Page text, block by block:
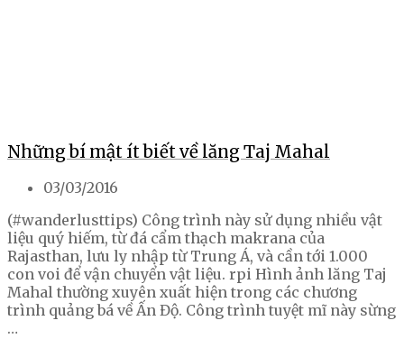
Những bí mật ít biết về lăng Taj Mahal
03/03/2016
(#wanderlusttips) Công trình này sử dụng nhiều vật
liệu quý hiếm, từ đá cẩm thạch makrana của
Rajasthan, lưu ly nhập từ Trung Á, và cần tới 1.000
con voi để vận chuyển vật liệu. rpi Hình ảnh lăng Taj
Mahal thường xuyên xuất hiện trong các chương
trình quảng bá về Ấn Độ. Công trình tuyệt mĩ này sừng
…